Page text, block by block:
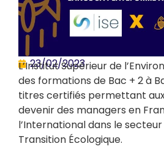
23/02/2023
L’Institut Supérieur de
des formations de Bac + 2 à
titres certifiés permettant
devenir des managers en
l’International dans le
Transition Écologique.